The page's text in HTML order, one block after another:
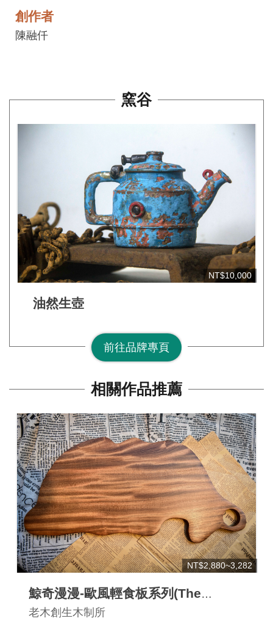
架
規
答
問
答
牌)
們
站
放
資
料
宣
告
隱
私
權
保
創作者
陳融仟
窯谷
NT$10,000
油然生壺
前往品牌專頁
相關作品推薦
NT$2,880~3,282
鯨奇漫漫-歐風輕食板系列(The
Romance of Whales -cuttingboard)
老木創生木制所